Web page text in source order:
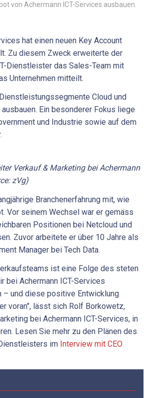
von Achermann ICT-Services ausbauen.
hat einen neuen Key Account
Zu diesem Zweck erweiterte der
Dienstleister das Sales-Team mit
Unternehmen mitteilt.
Cloud und
Ein besonderer Fokus liege
und Industrie sowie auf dem
Verkauf & Marketing bei Achermann
zVg)
Branchenerfahrung mit, wie
Vor seinem Wechsel war er gemäss
Positionen bei Netcloud und
Zuvor arbeitete er über 10 Jahre als
Manager bei Tech Data.
ist eine Folge des steten
bei Achermann ICT-Services
– und diese positive Entwicklung
voran", lässt sich Rolf Borkowetz,
bei Achermann ICT-Services, in
Lesen Sie mehr zu den Plänen des
im Interview mit CEO